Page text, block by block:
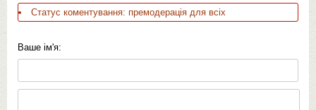
Статус коментування: премодерація для всіх
Ваше ім'я: